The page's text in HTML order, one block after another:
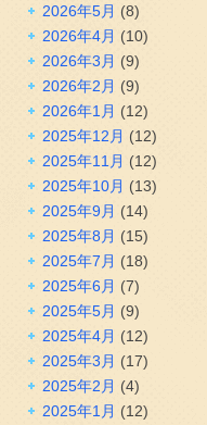
2026年5月 (8)
2026年4月 (10)
2026年3月 (9)
2026年2月 (9)
2026年1月 (12)
2025年12月 (12)
2025年11月 (12)
2025年10月 (13)
2025年9月 (14)
2025年8月 (15)
2025年7月 (18)
2025年6月 (7)
2025年5月 (9)
2025年4月 (12)
2025年3月 (17)
2025年2月 (4)
2025年1月 (12)